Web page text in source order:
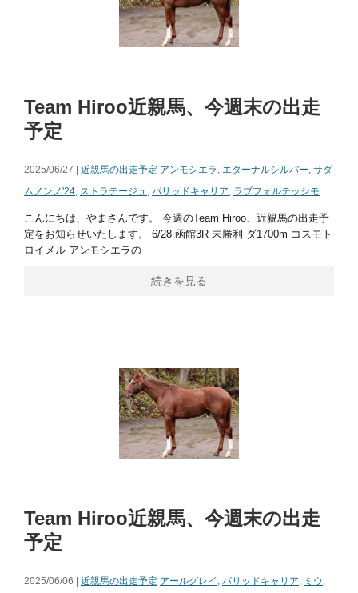
Team Hiroo近親馬、今週末の出走
予定
2025/06/27 | 近親馬の出走予定 アンモシエラ , エターナルシルバー, サダ
ムノンノ'24, ストラテージュ, パリッドキャリア, ラブフォルテッシモ
こんにちは、やまさんです。 今週のTeam Hiroo、近親馬の出走予
定をお知らせいたします。 6/28 函館3R 未勝利 ダ1700m コスモト
ロイメル アンモシエラの
続きを見る
Team Hiroo近親馬、今週末の出走
予定
2025/06/06 | 近親馬の出走予定 アールグレイ パリッドキャリア ミウ